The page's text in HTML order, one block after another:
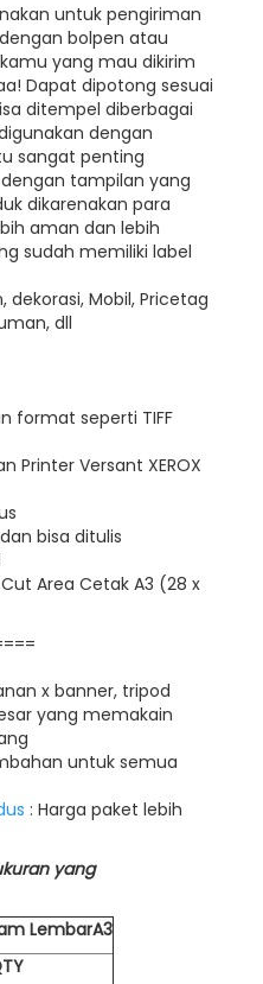
untuk pengiriman
bolpen atau
yang mau dikirim
Dapat dipotong sesuai
ditempel diberbagai
dengan
sangat penting
tampilan yang
dikarenakan para
aman dan lebih
sudah memiliki label
dekorasi, Mobil, Pricetag
dll
format seperti TIFF
Printer Versant XEROX
bisa ditulis
Area Cetak A3 (28 x
x banner, tripod
yang memakain
untuk semua
: Harga paket lebih
yang
LembarA3